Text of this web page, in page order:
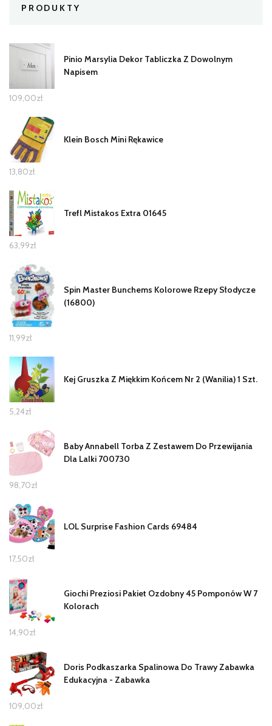
PRODUKTY
Pinio Marsylia Dekor Tabliczka Z Dowolnym
Napisem
109,00zł
Klein Bosch Mini Rękawice
13,80zł
Trefl Mistakos Extra 01645
63,99zł
Spin Master Bunchems Kolorowe Rzepy Słodycze
(16800)
11,99zł
Kej Gruszka Z Miękkim Końcem Nr 2 (Wanilia) 1 Szt.
5,24zł
Baby Annabell Torba Z Zestawem Do Przewijania
Dla Lalki 700730
98,70zł
LOL Surprise Fashion Cards 69484
17,50zł
Giochi Preziosi Pakiet Ozdobny 45 Pomponów W 7
Kolorach
14,90zł
Doris Podkaszarka Spalinowa Do Trawy Zabawka
Edukacyjna - Zabawka
109,00zł